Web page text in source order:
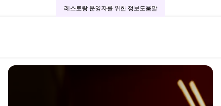
레스토랑 운영자를 위한 정보도움말